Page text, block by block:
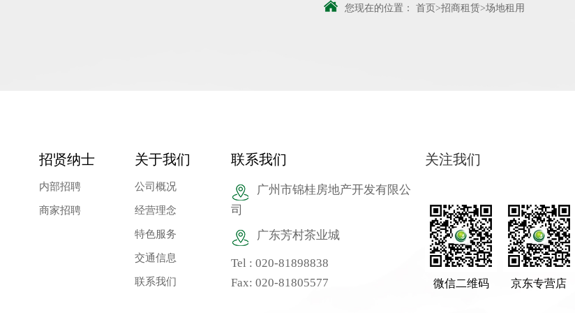
您现在的位置： 首页 >招商租赁>场地租用
招贤纳士
内部招聘
商家招聘
关于我们
公司概况
经营理念
特色服务
交通信息
联系我们
联系我们
广州市锦桂房地产开发有限公
司
广东芳村茶业城
Tel : 020-81898838
Fax: 020-81805577
关注我们
微信二维码 京东专营店